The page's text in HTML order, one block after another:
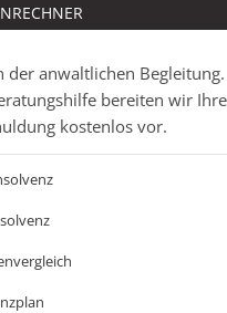
der anwaltlichen
bereiten wir Ihre
kostenlos vor.